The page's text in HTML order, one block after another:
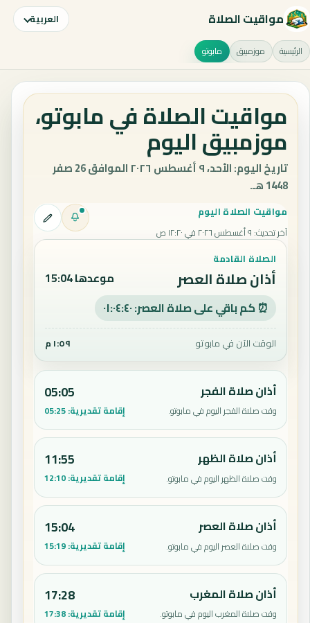
مواقيت الصلاة العربية
الرئيسية موزمبيق مابوتو
مواقيت الصلاة في مابوتو،
موزمبيق اليوم
تاريخ اليوم: الأحد، ٩ أغسطس ٢٠٢٦ الموافق 26 صفر
1448 هـ.
مواقيت الصلاة اليوم
آخر تحديث: ٩ أغسطس ٢٠٢٦ في ١٢:٢٠ ص
الصلاة القادمة
أذان صلاة العصر موعدها 15:04
⏰ كم باقي على صلاة العصر: ٠١:٠٤:٣٩
الوقت الآن في مابوتو ١:٥٩ م
أذان صلاة الفجر
وقت صلاة الفجر اليوم في مابوتو.
05:05
إقامة تقديرية:05:25
أذان صلاة الظهر
وقت صلاة الظهر اليوم في مابوتو.
11:55
إقامة تقديرية:12:10
أذان صلاة العصر
وقت صلاة العصر اليوم في مابوتو.
15:04
إقامة تقديرية:15:19
أذان صلاة المغرب
وقت صلاة المغرب اليوم في مابوتو.
17:28
إقامة تقديرية:17:38